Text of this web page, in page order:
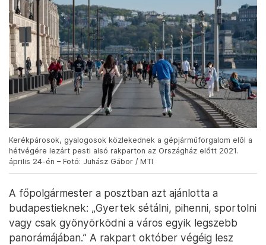
Kerékpárosok, gyalogosok közlekednek a gépjárműforgalom elől a
hétvégére lezárt pesti alsó rakparton az Országház előtt 2021.
április 24-én – Fotó: Juhász Gábor / MTI
A főpolgármester a posztban azt ajánlotta a
budapestieknek: „Gyertek sétálni, pihenni, sportolni
vagy csak gyönyörködni a város egyik legszebb
panorámájában.” A rakpart október végéig lesz